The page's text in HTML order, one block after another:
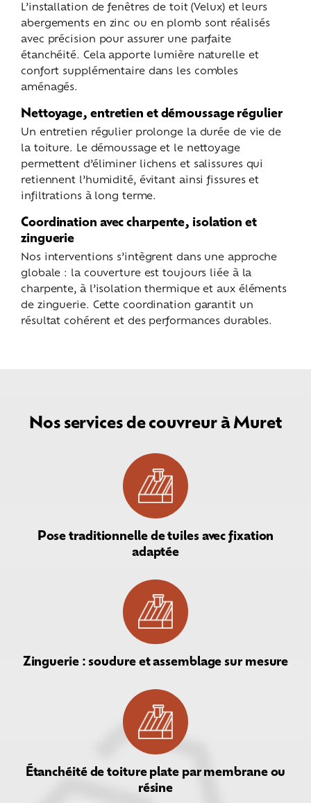
L’installation de fenêtres de toit (Velux) et leurs
abergements en zinc ou en plomb sont réalisés
avec précision pour assurer une parfaite
étanchéité. Cela apporte lumière naturelle et
confort supplémentaire dans les combles
aménagés.
Nettoyage, entretien et démoussage régulier
Un entretien régulier prolonge la durée de vie de
la toiture. Le démoussage et le nettoyage
permettent d’éliminer lichens et salissures qui
retiennent l’humidité, évitant ainsi fissures et
infiltrations à long terme.
Coordination avec charpente, isolation et
zinguerie
Nos interventions s’intègrent dans une approche
globale : la couverture est toujours liée à la
charpente, à l’isolation thermique et aux éléments
de zinguerie. Cette coordination garantit un
résultat cohérent et des performances durables.
Nos services de couvreur à Muret
Pose traditionnelle de tuiles avec fixation
adaptée
Zinguerie : soudure et assemblage sur mesure
Étanchéité de toiture plate par membrane ou
résine